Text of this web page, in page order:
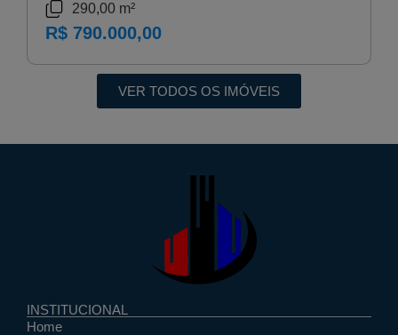
290,00 m²
R$ 790.000,00
VER TODOS OS IMÓVEIS
INSTITUCIONAL
Home